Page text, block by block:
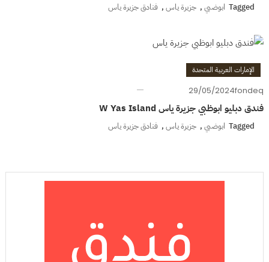
Tagged ابوضبي , جزيرة ياس , فنادق جزيرة ياس
الإمارات العربية المتحدة
29/05/2024fondeq
فندق دبليو ابوظبي جزيرة ياس W Yas Island
Tagged ابوضبي , جزيرة ياس , فنادق جزيرة ياس